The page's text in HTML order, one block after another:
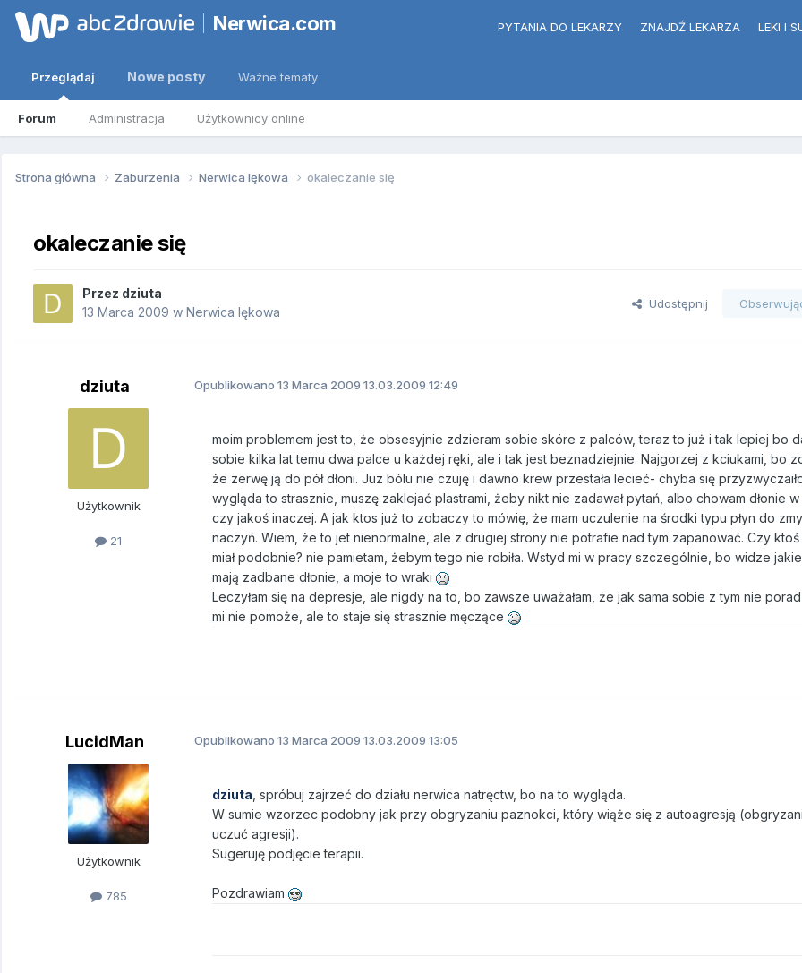
Nerwica.com PYTANIA DO LEKARZY ZNAJDŹ LEKARZA LEKI I
Przeglądaj
Forum Administracja Użytkownicy online
Nowe posty Ważne tematy
Strona główna Zaburzenia Nerwica lękowa okaleczanie się
okaleczanie się
Przez dziuta
13 Marca 2009 w Nerwica lękowa
Udostępnij
dziuta
Użytkownik
21
Opublikowano 13 Marca 2009 13.03.2009 12:49
moim problemem jest to, że obsesyjnie zdzieram sobie skóre z palców, teraz to już i tak lepiej bo
sobie kilka lat temu dwa palce u każdej ręki, ale i tak jest beznadziejnie. Najgorzej z kciukami, bo
że zerwę ją do pół dłoni. Juz bólu nie czuję i dawno krew przestała lecieć- chyba się
wygląda to strasznie, muszę zaklejać plastrami, żeby nikt nie zadawał pytań, albo chowam dłonie
czy jakoś inaczej. A jak ktos już to zobaczy to mówię, że mam uczulenie na środki typu płyn do
naczyń. Wiem, że to jet nienormalne, ale z drugiej strony nie potrafie nad tym zapanować. Czy ktoś
miał podobnie? nie pamietam, żebym tego nie robiła. Wstyd mi w pracy szczególnie, bo widze
mają zadbane dłonie, a moje to wraki
Leczyłam się na depresje, ale nigdy na to, bo zawsze uważałam, że jak sama sobie z tym nie
mi nie pomoże, ale to staje się strasznie męczące
LucidMan
Użytkownik
785
Opublikowano 13 Marca 2009 13.03.2009 13:05
dziuta , spróbuj zajrzeć do działu nerwica natręctw, bo na to wygląda.
W sumie wzorzec podobny jak przy obgryzaniu paznokci, który wiąże się z autoagresją
uczuć agresji).
Sugeruję podjęcie terapii.
Pozdrawiam